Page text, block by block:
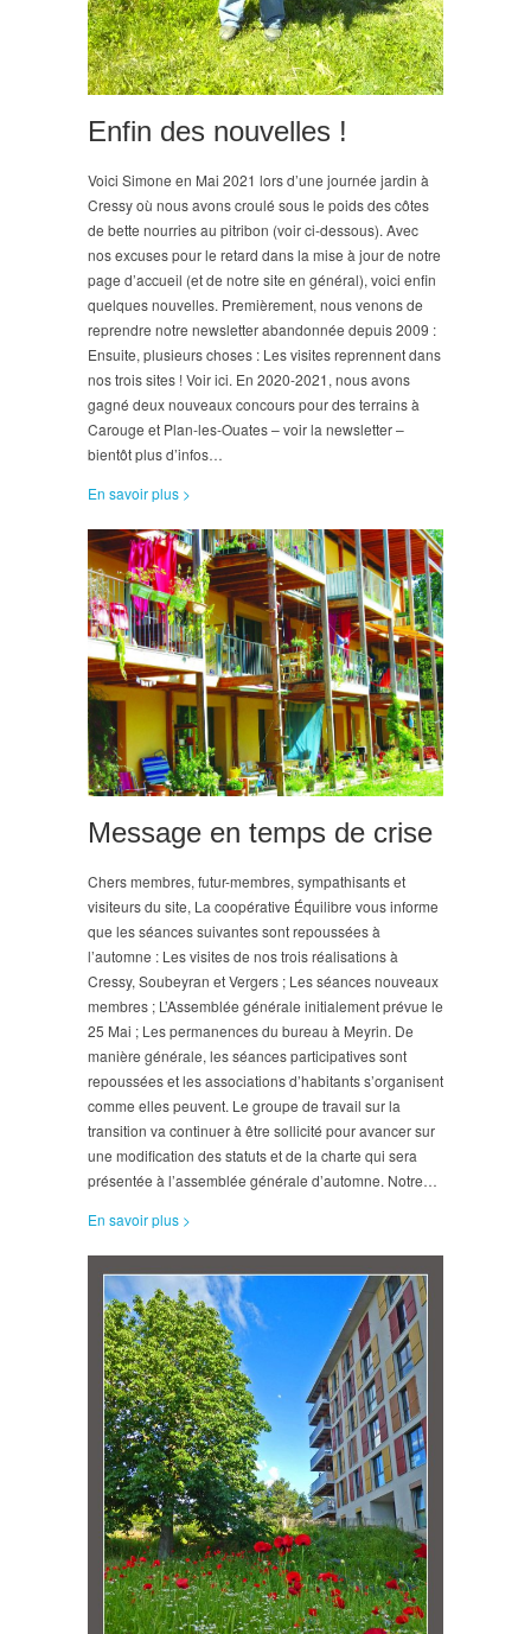
Enfin des nouvelles !
Voici Simone en Mai 2021 lors d’une journée jardin à
Cressy où nous avons croulé sous le poids des côtes
de bette nourries au pitribon (voir ci-dessous). Avec
nos excuses pour le retard dans la mise à jour de notre
page d’accueil (et de notre site en général), voici enfin
quelques nouvelles. Premièrement, nous venons de
reprendre notre newsletter abandonnée depuis 2009 :
Ensuite, plusieurs choses : Les visites reprennent dans
nos trois sites ! Voir ici. En 2020-2021, nous avons
gagné deux nouveaux concours pour des terrains à
Carouge et Plan-les-Ouates – voir la newsletter –
bientôt plus d’infos…
En savoir plus >
Message en temps de crise
Chers membres, futur-membres, sympathisants et
visiteurs du site, La coopérative Équilibre vous informe
que les séances suivantes sont repoussées à
l’automne : Les visites de nos trois réalisations à
Cressy, Soubeyran et Vergers ; Les séances nouveaux
membres ; L’Assemblée générale initialement prévue le
25 Mai ; Les permanences du bureau à Meyrin. De
manière générale, les séances participatives sont
repoussées et les associations d’habitants s’organisent
comme elles peuvent. Le groupe de travail sur la
transition va continuer à être sollicité pour avancer sur
une modification des statuts et de la charte qui sera
présentée à l’assemblée générale d’automne. Notre…
En savoir plus >